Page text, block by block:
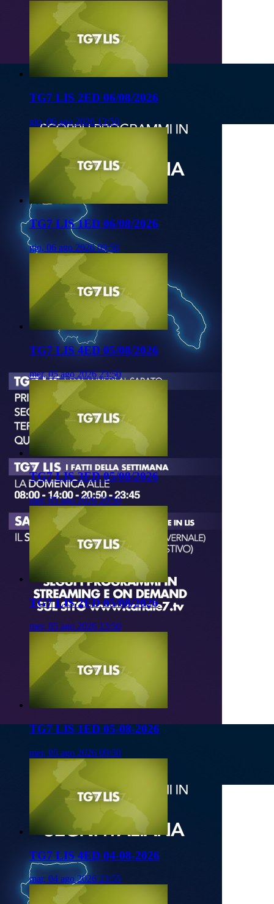
TG7 LIS 2ED 06/08/2026
gio, 06 ago 2026 13:50
TG7 LIS 1ED 06/08/2026
gio, 06 ago 2026 09:50
TG7 LIS 4ED 05/08/2026
mer, 05 ago 2026 23:50
TG7 LIS 3ED 05/08/2026
mer, 05 ago 2026 20:50
TG7 LIS 2ED 05/08/2026
mer, 05 ago 2026 13:50
TG7 LIS 1ED 05-08-2026
mer, 05 ago 2026 09:50
TG7 LIS 4ED 04-08-2026
mar, 04 ago 2026 23:55